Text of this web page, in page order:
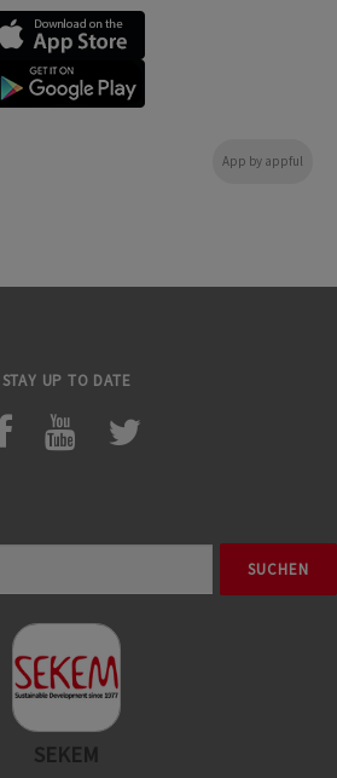
App by appful
STAY UP TO DATE
SEKEM